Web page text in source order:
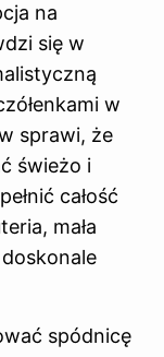
na
się w
w
sprawi, że
świeżo i
całość
mała
spódnicę